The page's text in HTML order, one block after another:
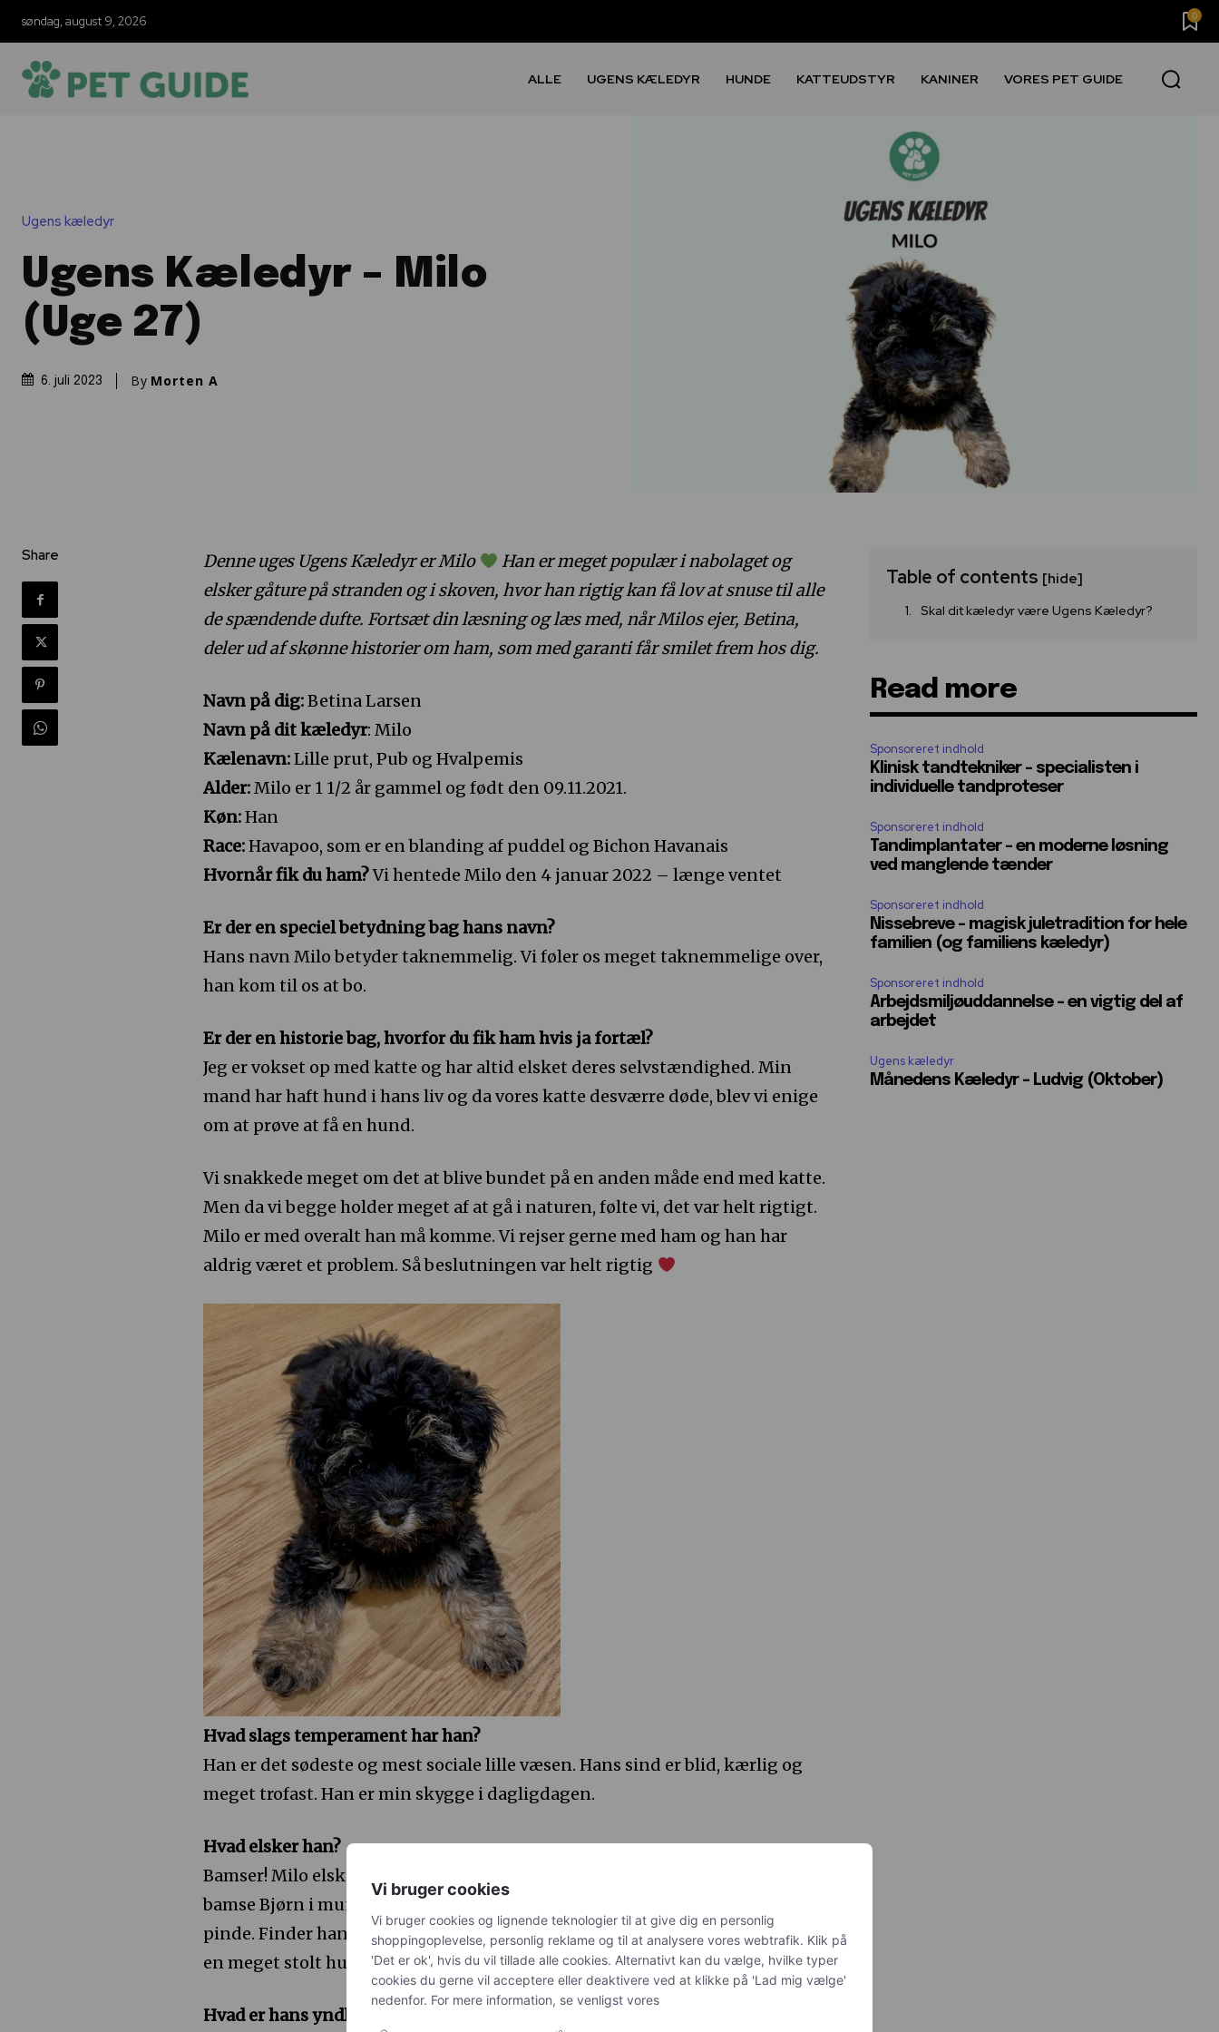
søndag, august 9, 2026 0
ALLE UGENS KÆLEDYR HUNDE KATTEUDSTYR KANINER VORES PET GUIDE
Ugens kæledyr
Ugens Kæledyr – Milo
(Uge 27)
6. juli 2023 By Morten A
Share Denne uges Ugens Kæledyr er Milo
Han er meget populær i nabolaget og
elsker gåture på stranden og i skoven, hvor han rigtig kan få lov at snuse til alle
de spændende dufte. Fortsæt din læsning og læs med, når Milos ejer, Betina,
deler ud af skønne historier om ham, som med garanti får smilet frem hos dig.
Navn på dig:Betina Larsen
Navn på dit kæledyr: Milo
Kælenavn:Lille prut, Pub og Hvalpemis
Alder:Milo er 1 1/2 år gammel og født den 09.11.2021.
Køn:Han
Race:Havapoo, som er en blanding af puddel og Bichon Havanais
Hvornår fik du ham?Vi hentede Milo den 4 januar 2022 – længe ventet
Er der en speciel betydning bag hans navn?
Hans navn Milo betyder taknemmelig. Vi føler os meget taknemmelige over,
han kom til os at bo.
Er der en historie bag, hvorfor du fik ham hvis ja fortæl?
Jeg er vokset op med katte og har altid elsket deres selvstændighed. Min
mand har haft hund i hans liv og da vores katte desværre døde, blev vi enige
om at prøve at få en hund.
Vi snakkede meget om det at blive bundet på en anden måde end med katte.
Men da vi begge holder meget af at gå i naturen, følte vi, det var helt rigtigt.
Milo er med overalt han må komme. Vi rejser gerne med ham og han har
aldrig været et problem. Så beslutningen var helt rigtig
Hvad slags temperament har han?
Han er det sødeste og mest sociale lille væsen. Hans sind er blid, kærlig og
meget trofast. Han er min skygge i dagligdagen.
Hvad elsker han?
Bamser! Milo elsker sine bamser. Han skal helst løbe med sin lille elefant eller
bamse Bjørn i munden. På gåturene er det fjer – det har aldrig rigtig været
pinde. Finder han en fjer, elsker han at gå turen med den i munden. Han er
en meget stolt hund og går med hovedet højt og haven mangler ikke fjer…
Hvad er hans yndlingsmad?
Table of contents [hide]
Skal dit kæledyr være Ugens Kæledyr?
Read more
Sponsoreret indhold
Klinisk tandtekniker – specialisten i
individuelle tandproteser
Sponsoreret indhold
Tandimplantater – en moderne løsning
ved manglende tænder
Sponsoreret indhold
Nissebreve – magisk juletradition for hele
familien (og familiens kæledyr)
Sponsoreret indhold
Arbejdsmiljøuddannelse – en vigtig del af
arbejdet
Ugens kæledyr
Månedens Kæledyr – Ludvig (Oktober)
Vi bruger cookies
Vi bruger cookies og lignende teknologier til at give dig en personlig
shoppingoplevelse, personlig reklame og til at analysere vores webtrafik. Klik på
'Det er ok', hvis du vil tillade alle cookies. Alternativt kan du vælge, hvilke typer
cookies du gerne vil acceptere eller deaktivere ved at klikke på 'Lad mig vælge'
nedenfor. For mere information, se venligst vores